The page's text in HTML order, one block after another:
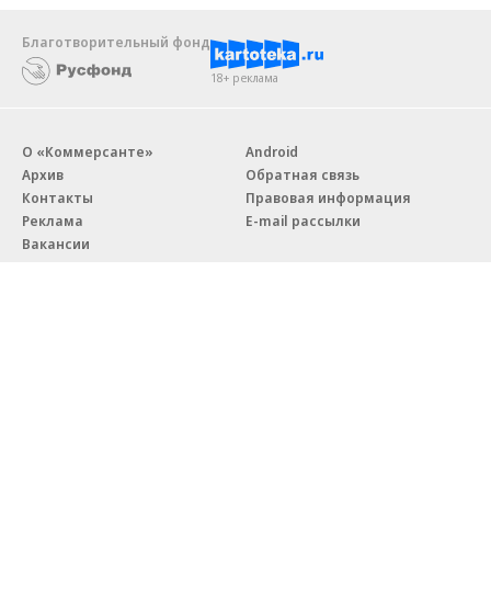
Благотворительный фонд
18+ реклама
О «Коммерсанте»
Архив
Контакты
Реклама
Вакансии
Android
Обратная связь
Правовая информация
E-mail рассылки